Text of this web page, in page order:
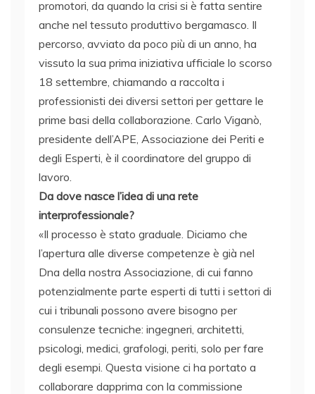
promotori, da quando la crisi si è fatta sentire
anche nel tessuto produttivo bergamasco. Il
percorso, avviato da poco più di un anno, ha
vissuto la sua prima iniziativa ufficiale lo scorso
18 settembre, chiamando a raccolta i
professionisti dei diversi settori per gettare le
prime basi della collaborazione. Carlo Viganò,
presidente dell’APE, Associazione dei Periti e
degli Esperti, è il coordinatore del gruppo di
lavoro.
Da dove nasce l’idea di una rete
interprofessionale?
«Il processo è stato graduale. Diciamo che
l’apertura alle diverse competenze è già nel
Dna della nostra Associazione, di cui fanno
potenzialmente parte esperti di tutti i settori di
cui i tribunali possono avere bisogno per
consulenze tecniche: ingegneri, architetti,
psicologi, medici, grafologi, periti, solo per fare
degli esempi. Questa visione ci ha portato a
collaborare dapprima con la commissione